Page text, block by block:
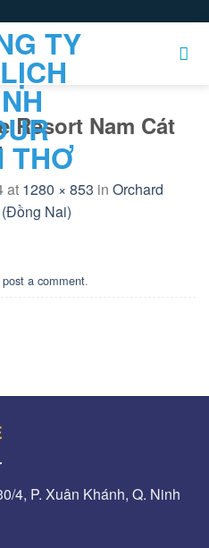
Resort Nam Cát
at 1280 × 853 in Orchard
Nai)
post a comment.
4, P. Xuân Khánh, Q. Ninh